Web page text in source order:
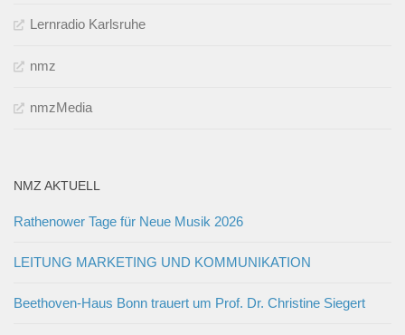
Lernradio Karlsruhe
nmz
nmzMedia
NMZ AKTUELL
Rathenower Tage für Neue Musik 2026
LEITUNG MARKETING UND KOMMUNIKATION
Beethoven-Haus Bonn trauert um Prof. Dr. Christine Siegert